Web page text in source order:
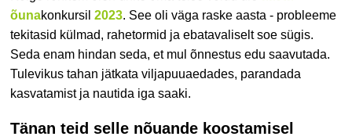
õunakonkursil2023. See oli väga raske aasta - probleeme
tekitasid külmad, rahetormid ja ebatavaliselt soe sügis.
Seda enam hindan seda, et mul õnnestus edu saavutada.
Tulevikus tahan jätkata viljapuuaedades, parandada
kasvatamist ja nautida iga saaki.
Tänan teid selle nõuande koostamisel